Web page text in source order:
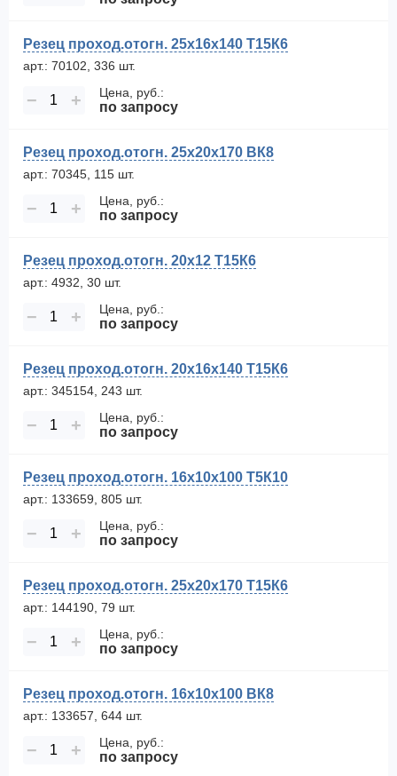
Резец проход.отогн. 25х16х140 Т15К6
арт.: 70102, 336 шт.
− + Цена, руб.:
по запросу
Резец проход.отогн. 25х20х170 ВК8
арт.: 70345, 115 шт.
− + Цена, руб.:
по запросу
Резец проход.отогн. 20х12 Т15К6
арт.: 4932, 30 шт.
− + Цена, руб.:
по запросу
Резец проход.отогн. 20х16х140 Т15К6
арт.: 345154, 243 шт.
− + Цена, руб.:
по запросу
Резец проход.отогн. 16х10х100 Т5К10
арт.: 133659, 805 шт.
− + Цена, руб.:
по запросу
Резец проход.отогн. 25х20х170 Т15К6
арт.: 144190, 79 шт.
− + Цена, руб.:
по запросу
Резец проход.отогн. 16х10х100 ВК8
арт.: 133657, 644 шт.
− + Цена, руб.:
по запросу